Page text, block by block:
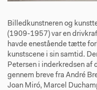
Billedkunstneren og
(1909-1957) var en
havde enestående tætte
kunstscene i sin samtid.
Petersen i inderkredsen
gennem breve fra André
Joan Miró, Marcel